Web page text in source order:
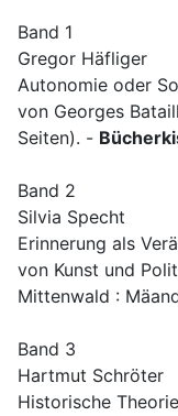
Band 1
Gregor Häfliger
Autonomie oder
von Georges
Seiten). -
Band 2
Silvia Specht
Erinnerung als
von Kunst und
Mittenwald :
Band 3
Hartmut Schröter
Historische